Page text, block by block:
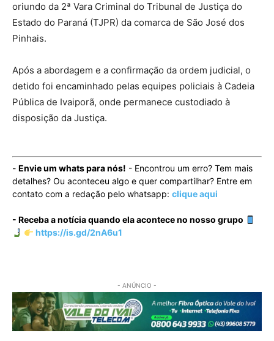
oriundo da 2ª Vara Criminal do Tribunal de Justiça do
Estado do Paraná (TJPR) da comarca de São José dos
Pinhais.
Após a abordagem e a confirmação da ordem judicial, o
detido foi encaminhado pelas equipes policiais à Cadeia
Pública de Ivaiporã, onde permanece custodiado à
disposição da Justiça.
- Envie um whats para nós! - Encontrou um erro? Tem mais
detalhes? Ou aconteceu algo e quer compartilhar? Entre em
contato com a redação pelo whatsapp: clique aqui
- Receba a notícia quando ela acontece no nosso grupo
https://is.gd/2nA6u1
- ANÚNCIO -